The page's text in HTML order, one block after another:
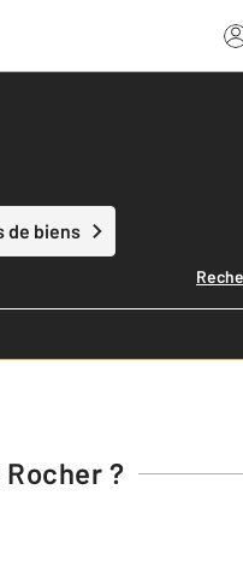
de biens Lancer
Rocher ?